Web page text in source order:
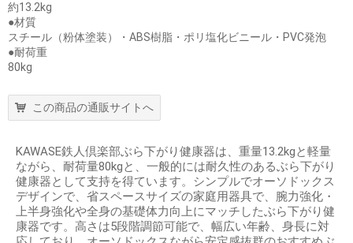
約13.2kg
●材質
スチール（粉体塗装）・ABS樹脂・ポリ塩化ビニール・PVC発泡
●耐荷重
80kg
この商品の通販サイトへ
KAWASE鉄人倶楽部ぶら下がり健康器は、重量13.2kgと軽量
ながら、耐荷量80kgと、一般的には耐久性のあるぶら下がり
健康器として支持を得ています。シンプルでオーソドックス
デザインで、省スペースサイズの家庭用器具で、腕力強化・
上半身強化や全身の基礎体力向上にマッチしたぶら下がり健
康器です。高さは5段階調節可能で、幅広い年齢、身長に対